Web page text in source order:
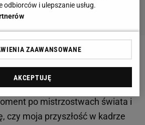
który już teraz wyraził chęć
mundialu, niedawno zastanawiał
kariery reprezentacyjnej. -
po mistrzostwach świata i
czy moja przyszłość w kadrze
odbiorców i ulepszanie usług.
ZAAWANSOWANE
AKCEPTUJĘ